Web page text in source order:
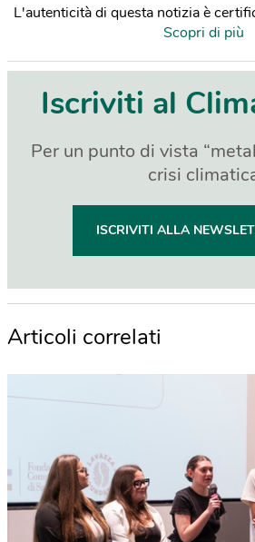
L'autenticità di questa notizia è
Scopri di più
Iscriviti al
Per un punto di vista
crisi
ISCRIVITI ALLA
Articoli correlati